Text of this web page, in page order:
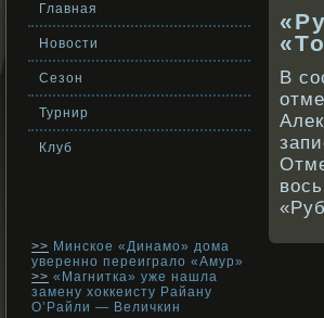
Главная
Новости
Сезон
Турнир
Клуб
>> Минское «Динамо» дома
уверенно переиграло «Амур»
>> «Магнитка» уже нашла
замену хоккеисту Райану
О’Райли — Величкин
В